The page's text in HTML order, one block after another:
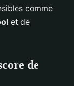
comme
et de
de